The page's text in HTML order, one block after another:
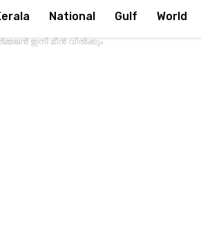
National Gulf World
ഇനി മീന്‍ വില്‍ക്കും